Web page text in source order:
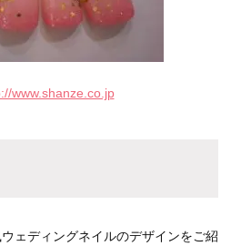
www.shanze.co.jp
ェディングネイルのデザインをご紹